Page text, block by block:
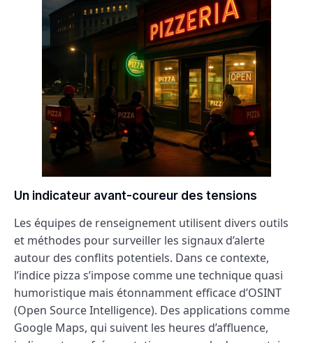
Un indicateur avant-coureur des tensions
Les équipes de renseignement utilisent divers outils
et méthodes pour surveiller les signaux d’alerte
autour des conflits potentiels. Dans ce contexte,
l’indice pizza s’impose comme une technique quasi
humoristique mais étonnamment efficace d’OSINT
(Open Source Intelligence). Des applications comme
Google Maps, qui suivent les heures d’affluence,